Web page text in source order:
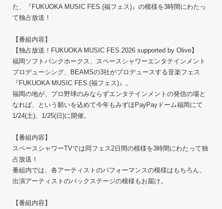
た、『FUKUOKA MUSIC FES.(福フェス)』の模様を3時間にわたっ
て独占放送！
【番組内容】
【独占放送！FUKUOKA MUSIC FES.2026 supported by Olive】
福岡ソフトバンクホークス、スペースシャワーエンタテインメント
プロデューシング、BEAMSの3社がプロデュースする音楽フェス
『FUKUOKA MUSIC FES.(福フェス)』。
福岡の地が、プロ野球のみならずエンタテインメントの発信の場と
なれば、という願いを込めて今年もみずほPayPayドーム福岡にて
1/24(土)、1/25(日)に開催。
【番組内容】
スペースシャワーTVでは同フェス2日間の模様を3時間にわたって独
占放送！
番組内では、各アーティストのパフォーマンスの模様はもちろん、
出演アーティストのバックステージの模様もお届け。
【番組内容】